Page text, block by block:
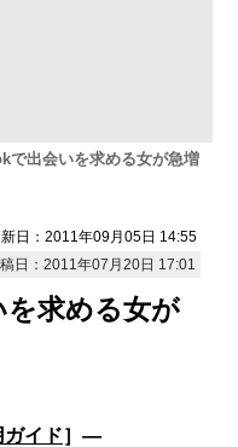
で出会いを求める女が急増
日：2011年09月05日 14:55
日：2011年07月20日 17:01
求める女が
イド］―